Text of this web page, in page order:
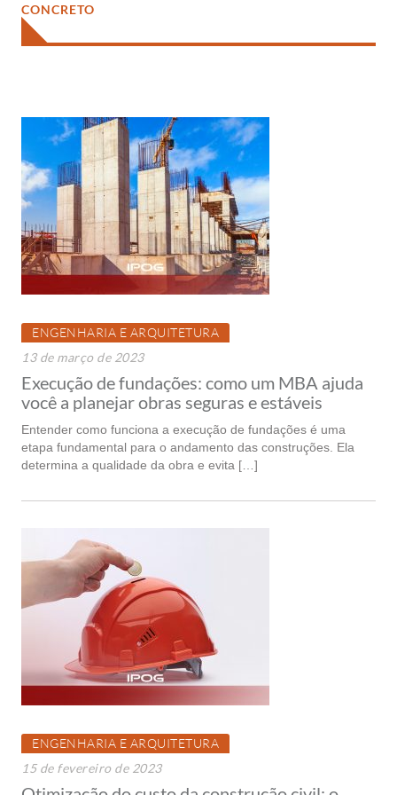
CONCRETO
ENGENHARIA E ARQUITETURA
13 de março de 2023
Execução de fundações: como um MBA ajuda
você a planejar obras seguras e estáveis
Entender como funciona a execução de fundações é uma
etapa fundamental para o andamento das construções. Ela
determina a qualidade da obra e evita […]
ENGENHARIA E ARQUITETURA
15 de fevereiro de 2023